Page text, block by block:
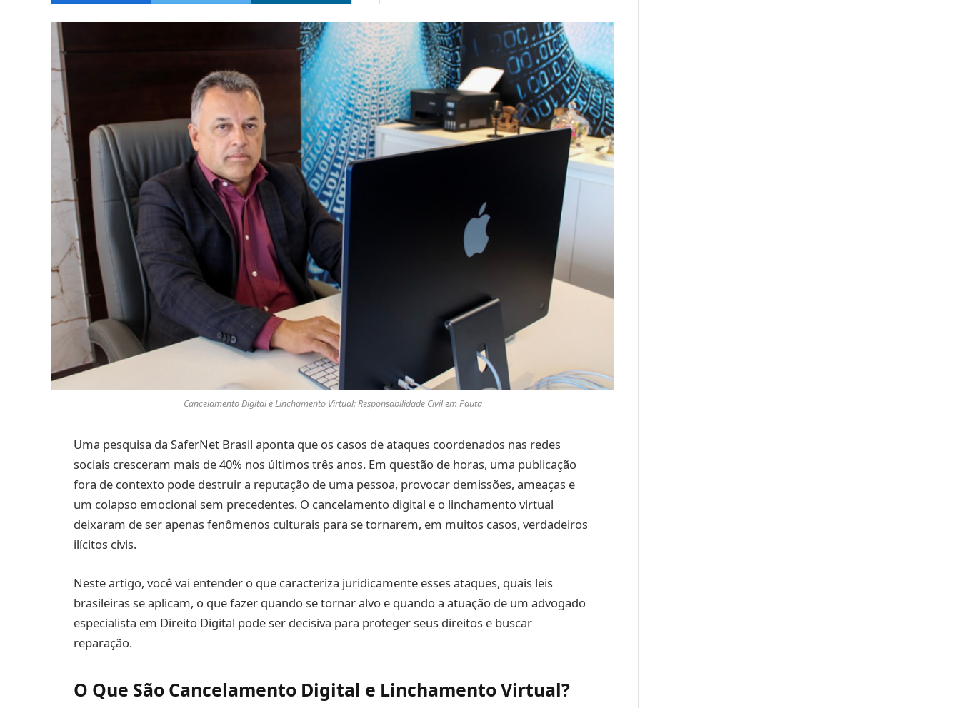
Cancelamento Digital e Linchamento Virtual: Responsabilidade Civil em Pauta
Uma pesquisa da SaferNet Brasil aponta que os casos de ataques coordenados nas redes
sociais cresceram mais de 40% nos últimos três anos. Em questão de horas, uma publicação
fora de contexto pode destruir a reputação de uma pessoa, provocar demissões, ameaças e
um colapso emocional sem precedentes. O cancelamento digital e o linchamento virtual
deixaram de ser apenas fenômenos culturais para se tornarem, em muitos casos, verdadeiros
ilícitos civis.
Neste artigo, você vai entender o que caracteriza juridicamente esses ataques, quais leis
brasileiras se aplicam, o que fazer quando se tornar alvo e quando a atuação de um advogado
especialista em Direito Digital pode ser decisiva para proteger seus direitos e buscar
reparação.
O Que São Cancelamento Digital e Linchamento Virtual?